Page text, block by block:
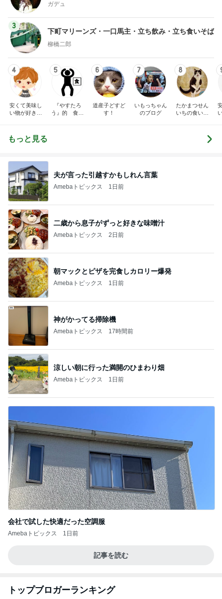
ガデュ
3
下町マリーンズ・一口馬主・立ち飲み・立ち食いそば
柳橋二郎
4
安くて美味し
い物が好き☆
5
『やすたろ
う』的 食の
6
道産子どすど
す！
7
いもっちゃん
のブログ
8
たかまつせん
いちの食い散
もっと見る
夫が言った引越すかもしれん言葉
Amebaトピックス 1日前
二歳から息子がずっと好きな味噌汁
Amebaトピックス 2日前
朝マックとピザを完食しカロリー爆発
Amebaトピックス 1日前
神がかってる掃除機
Amebaトピックス 17時間前
涼しい朝に行った満開のひまわり畑
Amebaトピックス 1日前
会社で試した快適だった空調服
Amebaトピックス 1日前
記事を読む
トップブロガーランキング